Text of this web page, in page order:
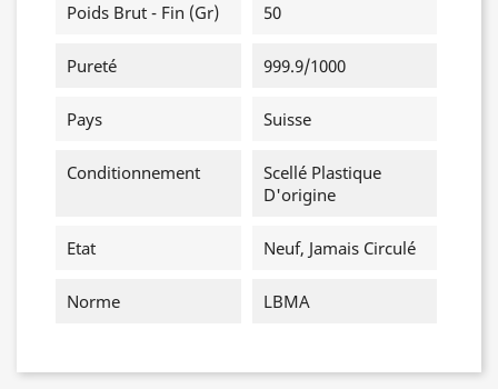
Poids Brut - Fin (gr) 50
Pureté 999.9/1000
Pays Suisse
Conditionnement
Scellé Plastique
D'origine
Etat Neuf, Jamais Circulé
Norme LBMA